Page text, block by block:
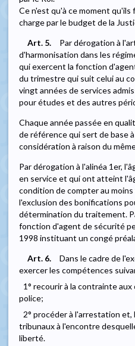
Ce n'est qu'à ce moment
charge par le budget de la
Art. 5.
Par dérogation à
d'harmonisation dans les
qui exercent la fonction
du trimestre qui suit celui au
vingt années de services
pour études et des autres
Chaque année passée en
de référence qui sert de base
considération à raison du
Par dérogation à l'alinéa 1er,
en service et qui ont atteint
condition de compter au
l'exclusion des bonifications
détermination du traitement.
fonction d'agent de sécurité
1998 instituant un congé
Art. 6.
Dans le cadre de
exercer les compétences
1° recourir à la contrainte
police;
2° procéder à l'arrestation
tribunaux à l'encontre
liberté.